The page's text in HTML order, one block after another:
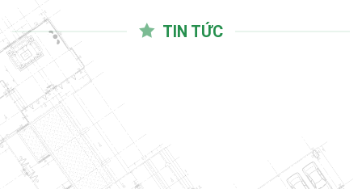
TIN TỨC
03
Th10